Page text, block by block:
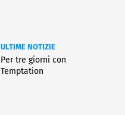
ULTIME NOTIZIE
Per tre giorni con
Temptation